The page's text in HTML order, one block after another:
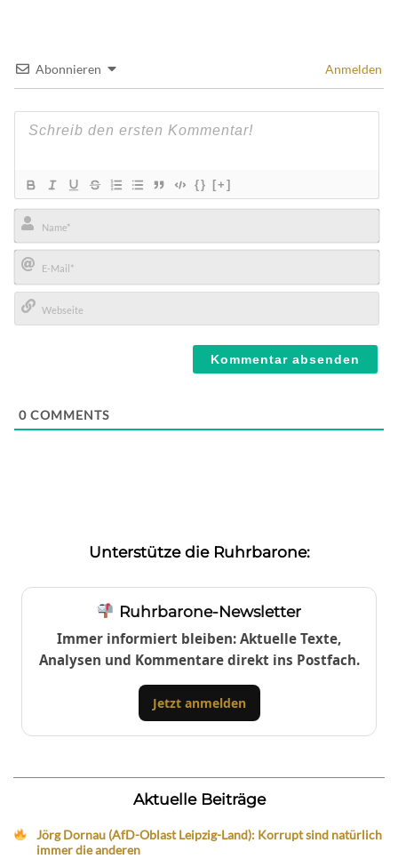
Abonnieren Anmelden
{} [+]
Name*
E-
Mail*
0 COMMENTS
Unterstütze die Ruhrbarone:
Ruhrbarone-Newsletter
Immer informiert bleiben: Aktuelle Texte,
Analysen und Kommentare direkt ins Postfach.
Jetzt anmelden
Aktuelle Beiträge
Jörg Dornau (AfD-Oblast Leipzig-Land): Korrupt sind natürlich
immer die anderen